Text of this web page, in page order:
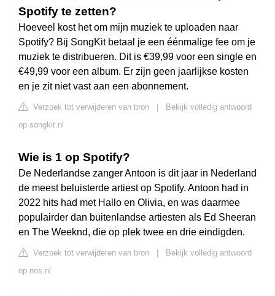
Spotify te zetten?
Hoeveel kost het om mijn muziek te uploaden naar
Spotify? Bij SongKit betaal je een éénmalige fee om je
muziek te distribueren. Dit is €39,99 voor een single en
€49,99 voor een album. Er zijn geen jaarlijkse kosten
en je zit niet vast aan een abonnement.
Verzoek tot verwijderen van bron
Bekijk volledig antwoord
op songkit.nl
Wie is 1 op Spotify?
De Nederlandse zanger Antoon is dit jaar in Nederland
de meest beluisterde artiest op Spotify. Antoon had in
2022 hits had met Hallo en Olivia, en was daarmee
populairder dan buitenlandse artiesten als Ed Sheeran
en The Weeknd, die op plek twee en drie eindigden.
Verzoek tot verwijderen van bron
Bekijk volledig antwoord
op nos.nl